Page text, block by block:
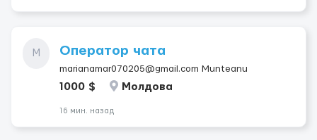
M Оператор чата
marianamar070205@gmail.com Munteanu
1000 $ Молдова
16 мин. назад